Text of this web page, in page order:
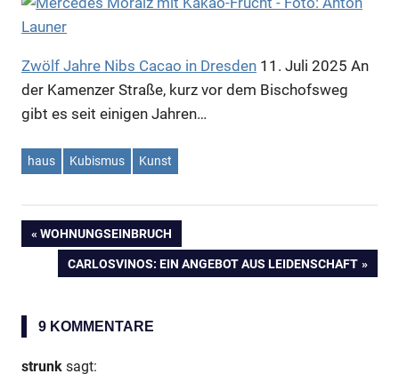
Zwölf Jahre Nibs Cacao in Dresden 11. Juli 2025 An
der Kamenzer Straße, kurz vor dem Bischofsweg
gibt es seit einigen Jahren…
haus Kubismus Kunst
Beitragsnavigation
VORHERIGER
BEITRAG:
WOHNUNGSEINBRUCH
NÄCHSTER
CARLOSVINOS: EIN ANGEBOT AUS LEIDENSCHAFT
9 KOMMENTARE
strunk sagt: